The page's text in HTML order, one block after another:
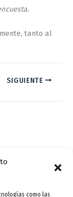
como las
tanto al
SIGUIENTE
el 168
Juan